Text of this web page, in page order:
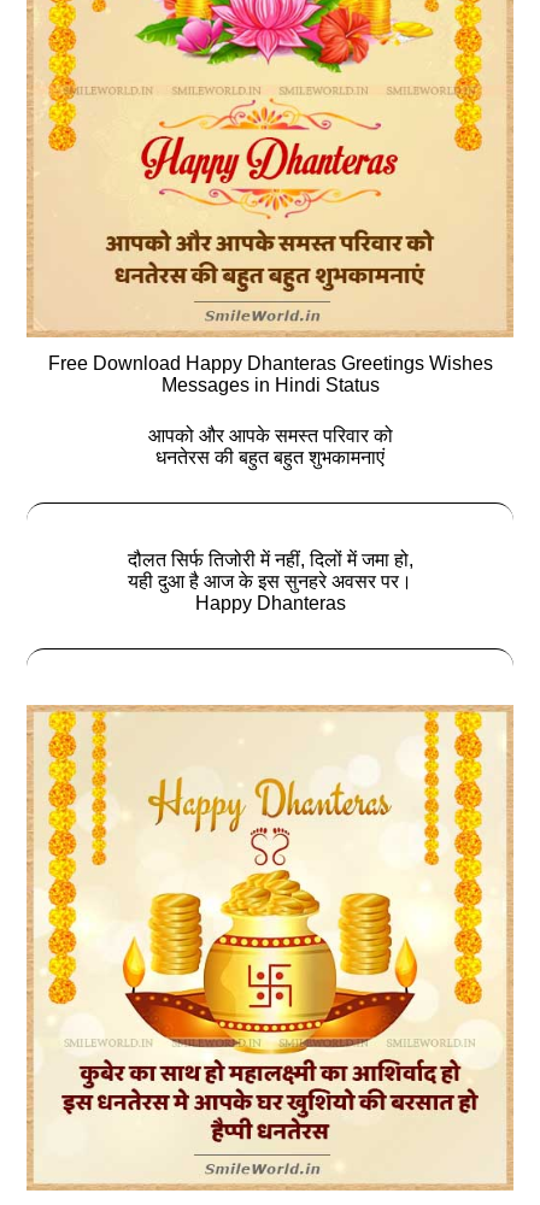
Free Download Happy Dhanteras Greetings Wishes
Messages in Hindi Status
आपको और आपके समस्त परिवार को
धनतेरस की बहुत बहुत शुभकामनाएं
दौलत सिर्फ तिजोरी में नहीं, दिलों में जमा हो,
यही दुआ है आज के इस सुनहरे अवसर पर।
Happy Dhanteras